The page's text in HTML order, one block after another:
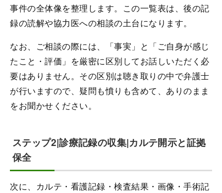
事件の全体像を整理します。この一覧表は、後の記
録の読解や協力医への相談の土台になります。
なお、ご相談の際には、「事実」と「ご自身が感じ
たこと・評価」を厳密に区別してお話しいただく必
要はありません。その区別は聴き取りの中で弁護士
が行いますので、疑問も憤りも含めて、ありのまま
をお聞かせください。
ステップ2|診療記録の収集|カルテ開示と証拠
保全
次に、カルテ・看護記録・検査結果・画像・手術記